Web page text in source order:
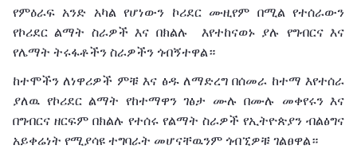
የምዕራፍ አንድ አካል የሆነውን ኮሪደር ሙዚየም በሚል የተሰራውን
የኮሪደር ልማት ስራዎች እና በክልሉ እየተከናወኑ ያሉ የግብርና እና
የሌማት ትሩፋቶችን ስራዎችን ጎብኝተዋል።
ከተሞችን ለነዋሪዎች ምቹ እና ፅዱ ለማድረግ በሰመራ ከተማ እየተሰራ
ያለዉ የኮሪደር ልማት የከተማዋን ገፅታ ሙሉ በሙሉ መቀየሩን እና
በግብርና ዘርፍም በክልሉ የተሰሩ የልማት ስራዎች የኢትዮጵያን ብልፅግና
አይቀሬነት የሚያሳዩ ተግባራት መሆናቸዉንም ጎብኚዎቹ ገልፀዋል።